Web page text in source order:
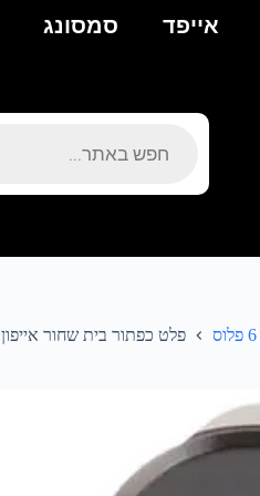
אייפד סמסונג
פלט כפתור בית שחור אייפון 6+